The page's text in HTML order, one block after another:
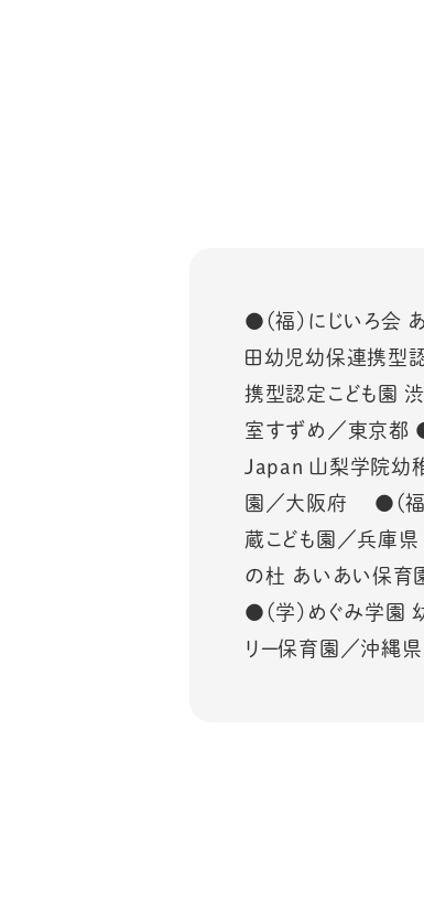
●（福）にじいろ会
田幼児幼保連携型
携型認定こども園
室すずめ／東京都
Japan 山梨学院幼
園／大阪府 ●（
蔵こども園／兵庫
の杜 あいあい保育
●（学）めぐみ学園
リー保育園／沖